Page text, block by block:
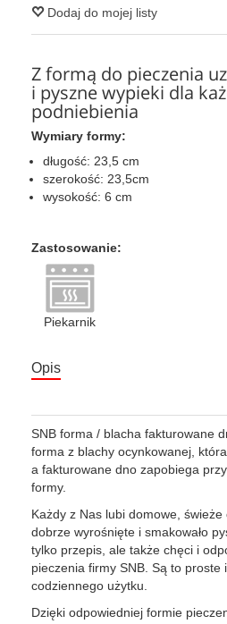
Dodaj do mojej listy
Z formą do pieczenia
i pyszne wypieki dla
podniebienia
Wymiary formy:
długość: 23,5 cm
szerokość: 23,5cm
wysokość: 6 cm
Zastosowanie:
Piekarnik
Opis
SNB forma / blacha fakturowane
forma z blachy ocynkowanej, która
a fakturowane dno zapobiega
formy.
Każdy z Nas lubi domowe, świeże
dobrze wyrośnięte i smakowało
tylko przepis, ale także chęci i
pieczenia firmy SNB. Są to
codziennego użytku.
Dzięki odpowiedniej formie